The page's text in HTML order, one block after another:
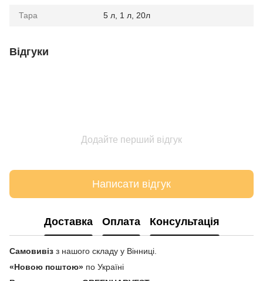
Тара 5 л, 1 л, 20л
Відгуки
Додайте перший відгук
Написати відгук
Доставка Оплата Консультація
Самовивіз з нашого складу у Вінниці.
«Новою поштою» по Україні